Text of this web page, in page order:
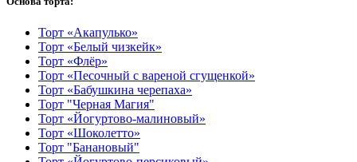
Торт «Акапулько»
Торт «Белый чизкейк»
Торт «Флёр»
Торт «Песочный с вареной сгущенкой»
Торт «Бабушкина черепаха»
Торт "Черная Магия"
Торт «Йогуртово-малиновый»
Торт «Шоколетто»
Торт "Банановый"